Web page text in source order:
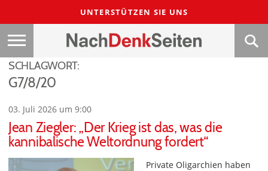
UNTERSTÜTZEN SIE UNS
SCHLAGWORT:
G7/8/20
03. Juli 2026 um 9:00
Jean Ziegler: „Der Krieg ist das, was die
kannibalische Weltordnung fordert“
Private Oligarchien haben